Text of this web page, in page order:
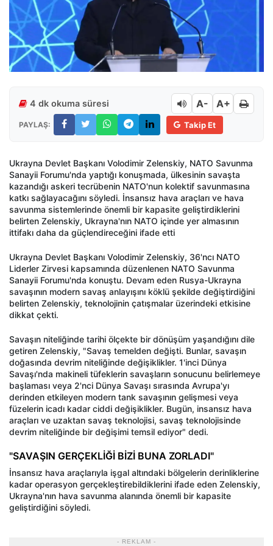
4 dk okuma süresi A- A+
PAYLAŞ: Takip Et
Ukrayna Devlet Başkanı Volodimir Zelenskiy, NATO Savunma
Sanayii Forumu'nda yaptığı konuşmada, ülkesinin savaşta
kazandığı askeri tecrübenin NATO'nun kolektif savunmasına
katkı sağlayacağını söyledi. İnsansız hava araçları ve hava
savunma sistemlerinde önemli bir kapasite geliştirdiklerini
belirten Zelenskiy, Ukrayna'nın NATO içinde yer almasının
ittifakı daha da güçlendireceğini ifade etti
Ukrayna Devlet Başkanı Volodimir Zelenskiy, 36'ncı NATO
Liderler Zirvesi kapsamında düzenlenen NATO Savunma
Sanayii Forumu'nda konuştu. Devam eden Rusya-Ukrayna
savaşının modern savaş anlayışını köklü şekilde değiştirdiğini
belirten Zelenskiy, teknolojinin çatışmalar üzerindeki etkisine
dikkat çekti.
Savaşın niteliğinde tarihi ölçekte bir dönüşüm yaşandığını dile
getiren Zelenskiy, "Savaş temelden değişti. Bunlar, savaşın
doğasında devrim niteliğinde değişiklikler. 1'inci Dünya
Savaşı'nda makineli tüfeklerin savaşların sonucunu belirlemeye
başlaması veya 2'nci Dünya Savaşı sırasında Avrupa'yı
derinden etkileyen modern tank savaşının gelişmesi veya
füzelerin icadı kadar ciddi değişiklikler. Bugün, insansız hava
araçları ve uzaktan savaş teknolojisi, savaş teknolojisinde
devrim niteliğinde bir değişimi temsil ediyor" dedi.
"SAVAŞIN GERÇEKLİĞİ BİZİ BUNA ZORLADI"
İnsansız hava araçlarıyla işgal altındaki bölgelerin derinliklerine
kadar operasyon gerçekleştirebildiklerini ifade eden Zelenskiy,
Ukrayna'nın hava savunma alanında önemli bir kapasite
geliştirdiğini söyledi.
- REKLAM -